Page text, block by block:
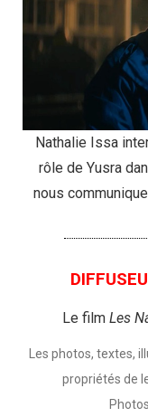
Nathalie Issa
rôle de Yusra
nous
Le film Les
Les photos, textes,
propriétés de